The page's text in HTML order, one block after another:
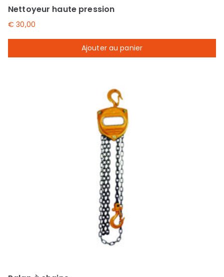
Nettoyeur haute pression
€ 30,00
Ajouter au panier